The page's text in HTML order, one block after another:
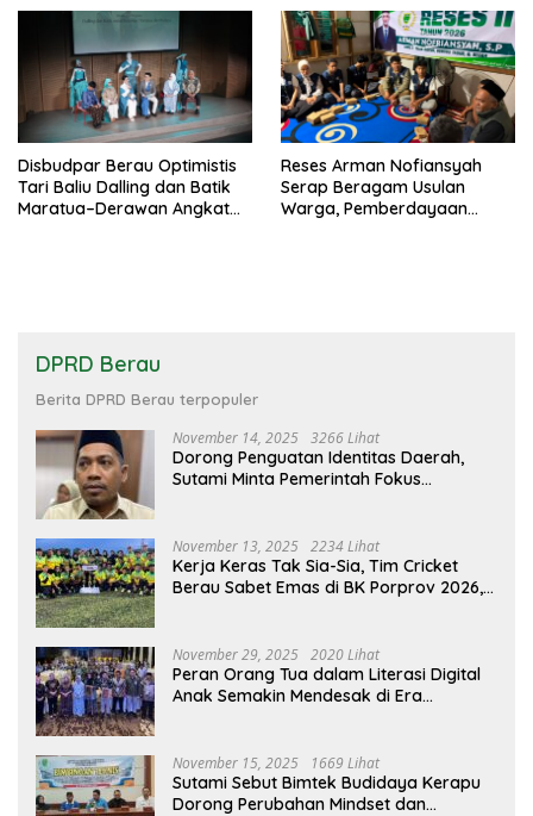
Disbudpar Berau Optimistis
Tari Baliu Dalling dan Batik
Maratua–Derawan Angkat
Reses Arman Nofiansyah
Serap Beragam Usulan
Warga, Pemberdayaan
DPRD Berau
Berita DPRD Berau terpopuler
November 14, 2025 3266 Lihat
Dorong Penguatan Identitas Daerah,
Sutami Minta Pemerintah Fokus
November 13, 2025 2234 Lihat
Kerja Keras Tak Sia-Sia, Tim Cricket
Berau Sabet Emas di BK Porprov 2026,
November 29, 2025 2020 Lihat
Peran Orang Tua dalam Literasi Digital
Anak Semakin Mendesak di Era
November 15, 2025 1669 Lihat
Sutami Sebut Bimtek Budidaya Kerapu
Dorong Perubahan Mindset dan